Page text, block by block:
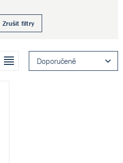
Zrušit filtry
Doporučeně
Kachle Seznam